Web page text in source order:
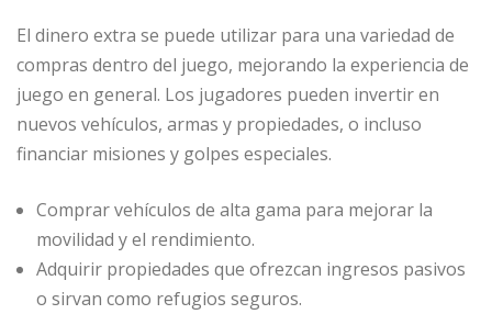
El dinero extra se puede utilizar para una variedad de
compras dentro del juego, mejorando la experiencia de
juego en general. Los jugadores pueden invertir en
nuevos vehículos, armas y propiedades, o incluso
financiar misiones y golpes especiales.
Comprar vehículos de alta gama para mejorar la
movilidad y el rendimiento.
Adquirir propiedades que ofrezcan ingresos pasivos
o sirvan como refugios seguros.